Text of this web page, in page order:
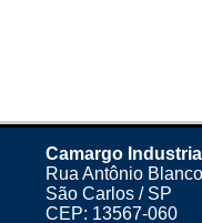
Camargo
Rua Antônio
São Carlos / SP
CEP: 13567-060